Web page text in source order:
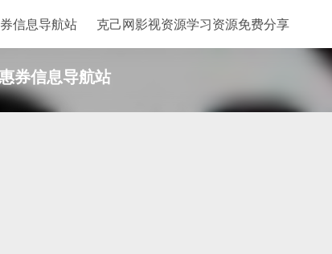
信息导航站 克己网影视资源学习资源免费分享
券信息导航站